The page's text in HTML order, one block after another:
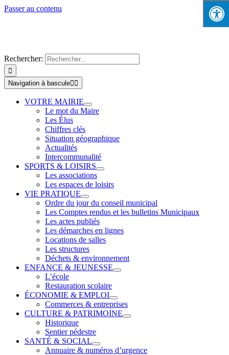
Passer au contenu
Rechercher:
Navigation à bascule
VOTRE MAIRIE
Le mot du Maire
Les Élus
Chiffres clés
Situation géographique
Actualités
Intercommunalité
SPORTS & LOISIRS
Les associations
Les espaces de loisirs
VIE PRATIQUE
Ordre du jour du conseil municipal
Les Comptes rendus et les bulletins Municipaux
Les actes publiés
Les démarches en lignes
Locations de salles
Les structures
Déchets & environnement
ENFANCE & JEUNESSE
L’école
Restauration scolaire
ÉCONOMIE & EMPLOI
Commerces & entreprises
CULTURE & PATRIMOINE
Historique
Sentier pédestre
SANTÉ & SOCIAL
Annuaire & numéros d’urgence